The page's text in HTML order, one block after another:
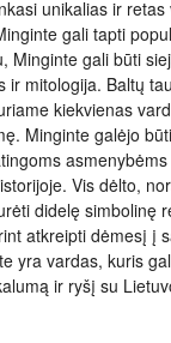
unikalias ir retas
gali tapti
Minginte gali būti
ir mitologija. Baltų
kiekvienas
Minginte galėjo
Vis dėlto,
didelę simbolinę
atkreipti dėmesį į
yra vardas, kuris
ir ryšį su